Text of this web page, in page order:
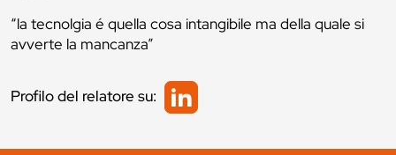
“la tecnolgia é quella cosa intangibile ma della quale si
avverte la mancanza”
Profilo del relatore su: